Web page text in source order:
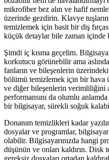
mikrofiber bez alın ve hafif
üzerinde gezdirin. Klavye
temizlemek için basit bir diş
küçük detaylar bile zaman içinde
Şimdi iç kısma geçelim.
korkutucu görünebilir ama
fanların ve bileşenlerin
bölümü temizlemek için bir hava
ve diğer bileşenlerin verimliliğini
performansını da olumlu
bir bilgisayar, sürekli soğuk
Donanım temizlikleri kadar
dosyalar ve programlar,
olabilir. Bilgisayarınızda hangi
düşünün ve onları kaldırın. Disk
gereksiz dosyaları ortadan